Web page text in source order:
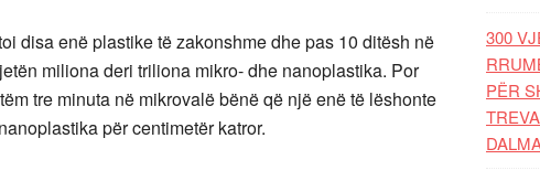
disa enë plastike të zakonshme dhe pas 10 ditësh në
miliona deri triliona mikro- dhe nanoplastika. Por
tre minuta në mikrovalë bënë që një enë të lëshonte
për centimetër katror.
300
PËR